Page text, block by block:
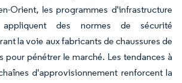
Orient, les programmes d'infrastructure
appliquent des normes de sécurité
la voie aux fabricants de chaussures de
pénétrer le marché. Les tendances à
d'approvisionnement renforcent la